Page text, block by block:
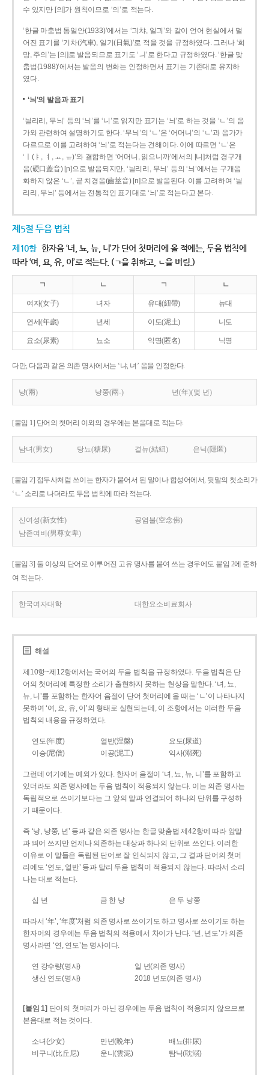
수 있지만 [의]가 원칙이므로 ‘의’로 적는다.
‘한글 마춤법 통일안(1933)’에서는 ‘긔챠, 일긔’와 같이 언어 현실에서 멀
어진 표기를 ‘기차(汽車), 일기(日氣)’로 적을 것을 규정하였다. 그러나 ‘희
망, 주의’는 [의]로 발음되므로 표기도 ‘ㅢ’로 한다고 규정하였다. ‘한글 맞
춤법(1988)’에서는 발음의 변화는 인정하면서 표기는 기존대로 유지하
였다.
‘늬’의 발음과 표기
‘늴리리, 무늬’ 등의 ‘늬’를 ‘니’로 읽지만 표기는 ‘늬’로 하는 것을 ‘ㄴ’의 음
가와 관련하여 설명하기도 한다. ‘무늬’의 ‘ㄴ’은 ‘어머니’의 ‘ㄴ’과 음가가
다르므로 이를 고려하여 ‘늬’로 적는다는 견해이다. 이에 따르면 ‘ㄴ’은
‘ㅣ(ㅑ, ㅕ, ㅛ, ㅠ)’와 결합하면 ‘어머니, 읽으니까’에서의 [니]처럼 경구개
음(硬口蓋音) [ɲ]으로 발음되지만, ‘늴리리, 무늬’ 등의 ‘늬’에서는 구개음
화하지 않은 ‘ㄴ’, 곧 치경음(齒莖音) [n]으로 발음된다. 이를 고려하여 ‘늴
리리, 무늬’ 등에서는 전통적인 표기대로 ‘늬’로 적는다고 본다.
제5절 두음 법칙
제10항 한자음 ‘녀, 뇨, 뉴, 니’가 단어 첫머리에 올 적에는, 두음 법칙에
따라 ‘여, 요, 유, 이’로 적는다. (ㄱ을 취하고, ㄴ을 버림.)
ㄱ ㄴ ㄱ ㄴ
여자(女子) 녀자 유대(紐帶) 뉴대
연세(年歲) 년세 이토(泥土) 니토
요소(尿素) 뇨소 익명(匿名) 닉명
다만, 다음과 같은 의존 명사에서는 ‘냐, 녀’ 음을 인정한다.
냥(兩) 냥쭝(兩-) 년(年)(몇 년)
[붙임 1] 단어의 첫머리 이외의 경우에는 본음대로 적는다.
남녀(男女) 당뇨(糖尿) 결뉴(結紐) 은닉(隱匿)
[붙임 2] 접두사처럼 쓰이는 한자가 붙어서 된 말이나 합성어에서, 뒷말의 첫소리가
‘ㄴ’ 소리로 나더라도 두음 법칙에 따라 적는다.
신여성(新女性)
공염불(空念佛)
남존여비(男尊女卑)
[붙임 3] 둘 이상의 단어로 이루어진 고유 명사를 붙여 쓰는 경우에도 붙임 2에 준하
여 적는다.
한국여자대학 대한요소비료회사
해설
제10항~제12항에서는 국어의 두음 법칙을 규정하였다. 두음 법칙은 단
어의 첫머리에 특정한 소리가 출현하지 못하는 현상을 말한다. ‘녀, 뇨,
뉴, 니’를 포함하는 한자어 음절이 단어 첫머리에 올 때는 ‘ㄴ’이 나타나지
못하여 ‘여, 요, 유, 이’의 형태로 실현되는데, 이 조항에서는 이러한 두음
법칙의 내용을 규정하였다.
연도(年度) 열반(涅槃)
요도(尿道)
이승(尼僧)
이공(泥工) 익사(溺死)
그런데 여기에는 예외가 있다. 한자어 음절이 ‘녀, 뇨, 뉴, 니’를 포함하고
있더라도 의존 명사에는 두음 법칙이 적용되지 않는다. 이는 의존 명사는
독립적으로 쓰이기보다는 그 앞의 말과 연결되어 하나의 단위를 구성하
기 때문이다.
즉 ‘냥, 냥쭝, 년’ 등과 같은 의존 명사는 한글 맞춤법 제42항에 따라 앞말
과 띄어 쓰지만 언제나 의존하는 대상과 하나의 단위로 쓰인다. 이러한
이유로 이 말들은 독립된 단어로 잘 인식되지 않고, 그 결과 단어의 첫머
리에도 ‘연도, 열반’ 등과 달리 두음 법칙이 적용되지 않는다. 따라서 소리
나는 대로 적는다.
십 년 금 한 냥 은 두 냥쭝
따라서 ‘年’, ‘年度’처럼 의존 명사로 쓰이기도 하고 명사로 쓰이기도 하는
한자어의 경우에는 두음 법칙의 적용에서 차이가 난다. ‘년, 년도’가 의존
명사라면 ‘연, 연도’는 명사이다.
연 강수량(명사)
일 년(의존 명사)
생산 연도(명사)
2018 년도(의존 명사)
[붙임 1] 단어의 첫머리가 아닌 경우에는 두음 법칙이 적용되지 않으므로
본음대로 적는 것이다.
소녀(少女) 만년(晩年)
배뇨(排尿)
비구니(比丘尼)
운니(雲泥) 탐닉(耽溺)